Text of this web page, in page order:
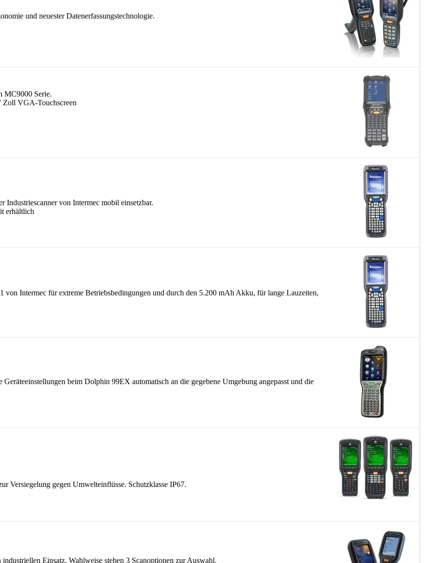
und neuester Datenerfassungstechnologie.
MC9000 Serie.
Zoll VGA-Touchscreen
von Intermec mobil einsetzbar.
erhältlich
von Intermec für extreme Betriebsbedingungen und durch den 5.200 mAh Akku, für lange Lauzeiten,
beim Dolphin 99EX automatisch an die gegebene Umgebung angepasst und die
Versiegelung gegen Umwelteinflüsse. Schutzklasse IP67.
Einsatz. Wahlweise stehen 3 Scanoptionen zur Auswahl.